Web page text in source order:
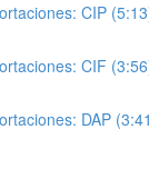
CIP
CIF
DAP